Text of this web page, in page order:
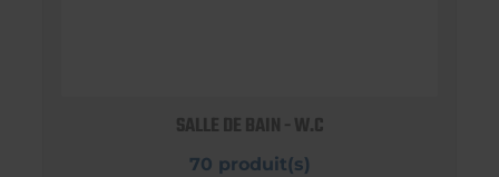
SALLE DE BAIN - W.C
70 produit(s)